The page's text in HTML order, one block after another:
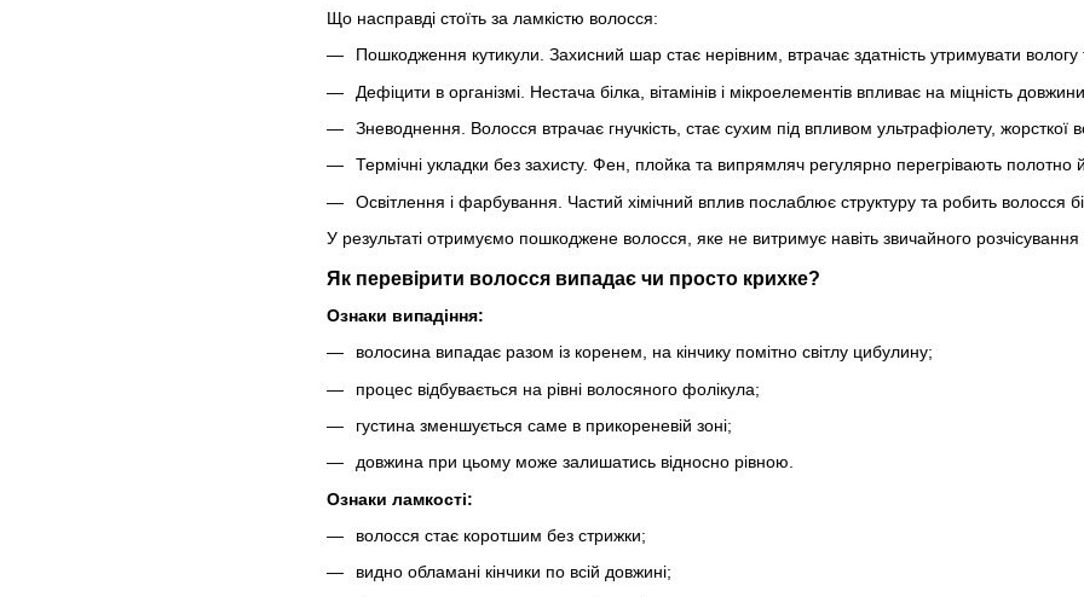
Що насправді стоїть за ламкістю волосся:
Пошкодження кутикули. Захисний шар стає нерівним, втрачає здатність утримувати
Дефіцити в організмі. Нестача білка, вітамінів і мікроелементів впливає на міцність
Зневоднення. Волосся втрачає гнучкість, стає сухим під впливом ультрафіолету, жорсткої
Термічні укладки без захисту. Фен, плойка та випрямляч регулярно перегрівають полотно
Освітлення і фарбування. Частий хімічний вплив послаблює структуру та робить волосся
У результаті отримуємо пошкоджене волосся, яке не витримує навіть звичайного розчісування
Як перевірити волосся випадає чи просто крихке?
Ознаки випадіння:
волосина випадає разом із коренем, на кінчику помітно світлу цибулину;
процес відбувається на рівні волосяного фолікула;
густина зменшується саме в прикореневій зоні;
довжина при цьому може залишатись відносно рівною.
Ознаки ламкості:
волосся стає коротшим без стрижки;
видно обламані кінчики по всій довжині;